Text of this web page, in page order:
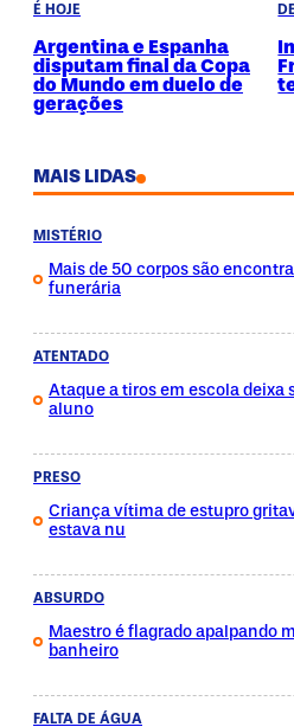
É HOJE
Argentina e Espanha
disputam final da Copa
do Mundo em duelo de
gerações
MAIS LIDAS
MISTÉRIO
Mais de 50 corpos são
funerária
ATENTADO
Ataque a tiros em escola deixa
aluno
PRESO
Criança vítima de estupro
estava nu
ABSURDO
Maestro é flagrado apalpando
banheiro
FALTA DE ÁGUA